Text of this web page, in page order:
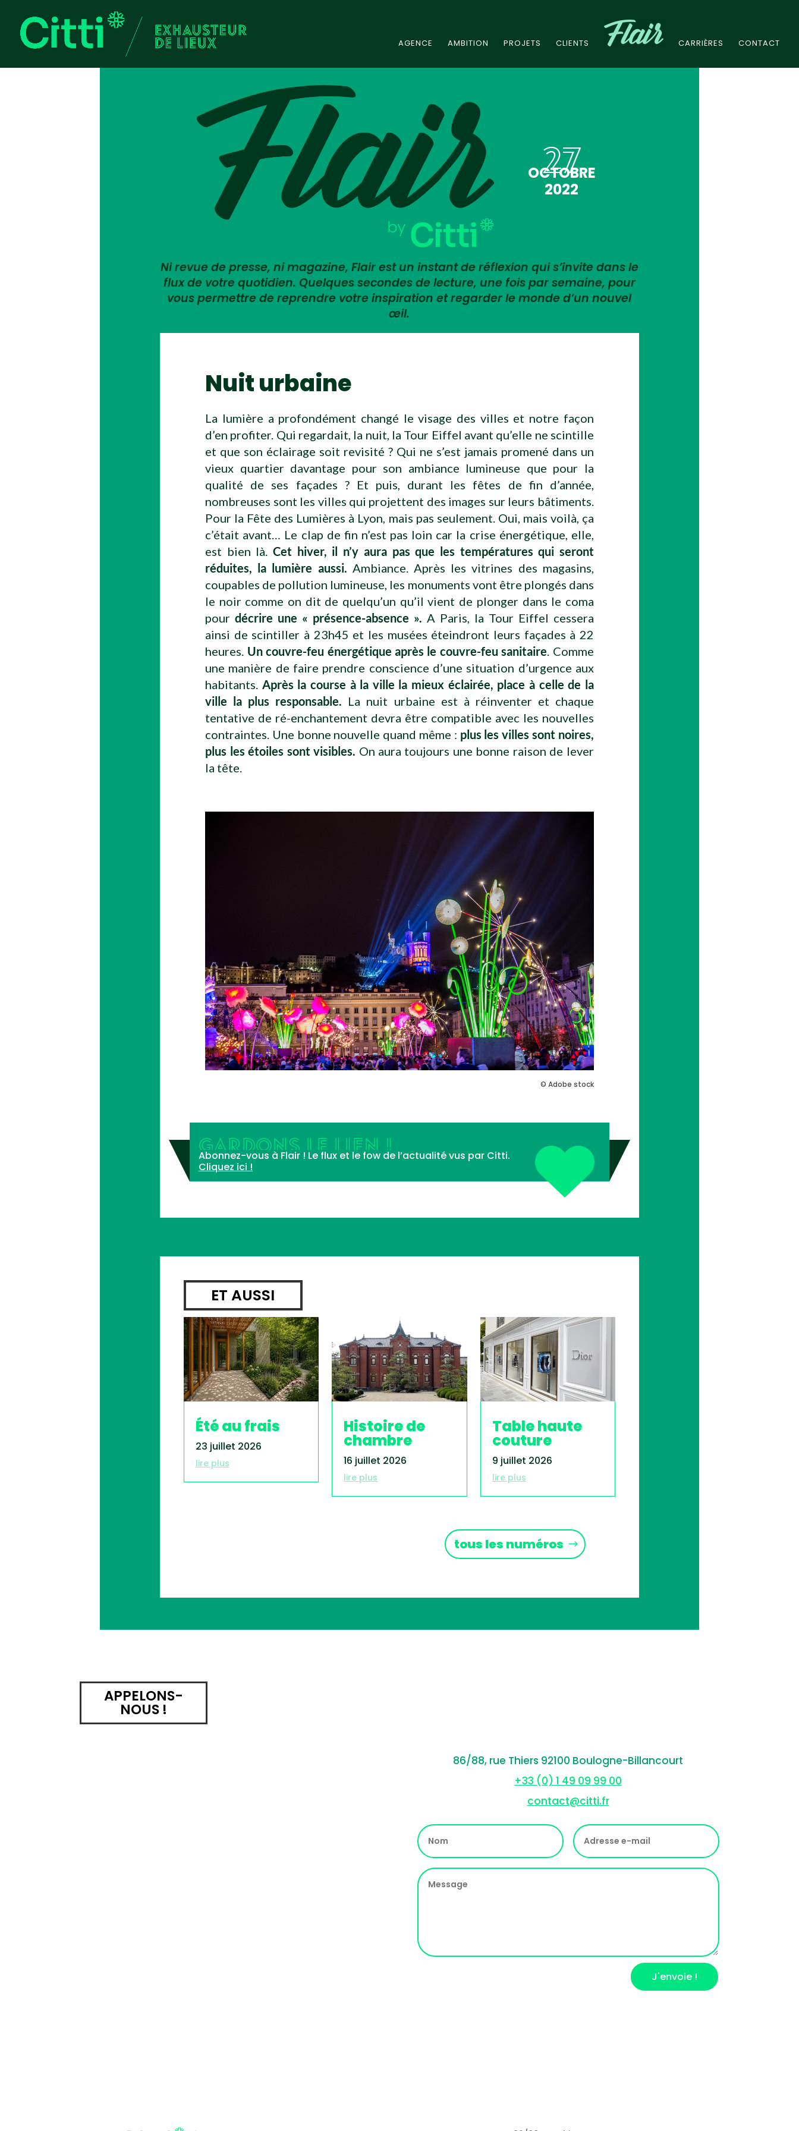
AGENCE AMBITION PROJETS CLIENTS CARRIÈRES CONTACT
27
OCTOBRE
2022
Ni revue de presse, ni magazine, Flair est un instant de réflexion qui s’invite dans le
flux de votre quotidien. Quelques secondes de lecture, une fois par semaine, pour
vous permettre de reprendre votre inspiration et regarder le monde d’un nouvel
œil.
Nuit urbaine
La lumière a profondément changé le visage des villes et notre façon
d’en profiter. Qui regardait, la nuit, la Tour Eiffel avant qu’elle ne scintille
et que son éclairage soit revisité ? Qui ne s’est jamais promené dans un
vieux quartier davantage pour son ambiance lumineuse que pour la
qualité de ses façades ? Et puis, durant les fêtes de fin d’année,
nombreuses sont les villes qui projettent des images sur leurs bâtiments.
Pour la Fête des Lumières à Lyon, mais pas seulement. Oui, mais voilà, ça
c’était avant… Le clap de fin n’est pas loin car la crise énergétique, elle,
est bien là.Cet hiver, il n’y aura pas que les températures qui seront
réduites, la lumière aussi. Ambiance. Après les vitrines des magasins,
coupables de pollution lumineuse, les monuments vont être plongés dans
le noir comme on dit de quelqu’un qu’il vient de plonger dans le coma
pourdécrire une « présence-absence ». A Paris, la Tour Eiffel cessera
ainsi de scintiller à 23h45 et les musées éteindront leurs façades à 22
heures. Un couvre-feu énergétique après le couvre-feu sanitaire . Comme
une manière de faire prendre conscience d’une situation d’urgence aux
habitants. Après la course à la ville la mieux éclairée, place à celle de la
ville la plus responsable. La nuit urbaine est à réinventer et chaque
tentative de ré-enchantement devra être compatible avec les nouvelles
contraintes. Une bonne nouvelle quand même : plus les villes sont noires,
plus les étoiles sont visibles. On aura toujours une bonne raison de lever
la tête.
© Adobe stock
GARDONS LE LIEN !
Abonnez-vous à Flair ! Le flux et le fow de l’actualité vus par Citti.
Cliquez ici !
ET AUSSI
Été au frais
23 juillet 2026
lire plus
Histoire de
chambre
16 juillet 2026
lire plus
Table haute
couture
9 juillet 2026
lire plus
tous les numéros
APPELONS-
NOUS !
86/88, rue Thiers 92100 Boulogne-Billancourt
+33 (0) 1 49 09 99 00
contact@citti.fr
J'envoie !